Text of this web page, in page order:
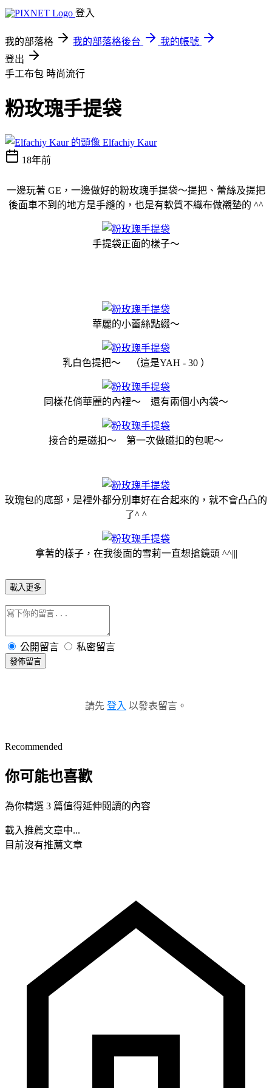
登入
我的部落格 我的部落格後台
我的帳號
登出
手工布包 時尚流行
粉玫瑰手提袋
Elfachiy Kaur
18年前
一邊玩著 GE，一邊做好的粉玫瑰手提袋～提把、蕾絲及提把
後面車不到的地方是手縫的，也是有軟質不織布做襯墊的 ^^
手提袋正面的樣子～
華麗的小蕾絲點綴～
乳白色提把～ （這是YAH - 30 ）
同樣花俏華麗的內裡～ 還有兩個小內袋～
接合的是磁扣～ 第一次做磁扣的包呢～
玫瑰包的底部，是裡外都分別車好在合起來的，就不會凸凸的
了^ ^
拿著的樣子，在我後面的雪莉一直想搶鏡頭 ^^|||
載入更多
公開留言 私密留言
發佈留言
請先 登入 以發表留言。
Recommended
你可能也喜歡
為你精選 3 篇值得延伸閱讀的內容
載入推薦文章中...
目前沒有推薦文章